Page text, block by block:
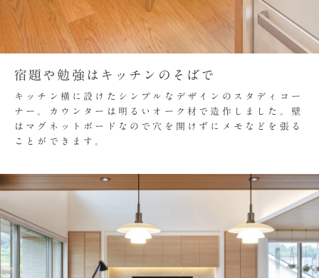
宿題や勉強はキッチンのそばで
キッチン横に設けたシンプルなデザインのスタディコー
ナー。カウンターは明るいオーク材で造作しました。壁
はマグネットボードなので穴を開けずにメモなどを張る
ことができます。